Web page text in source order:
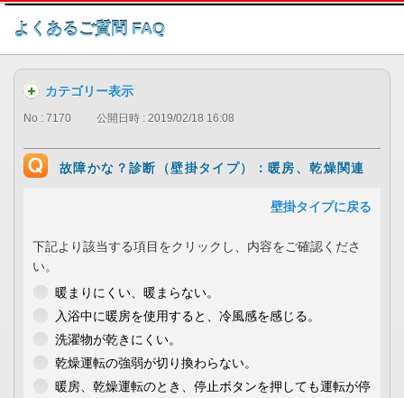
このページの本文へ
よくあるご質問 FAQ
カテゴリー表示
No : 7170 公開日時 : 2019/02/18 16:08
故障かな？診断（壁掛タイプ）：暖房、乾燥関連
壁掛タイプに戻る
下記より該当する項目をクリックし、内容をご確認くださ
い。
暖まりにくい、暖まらない。
入浴中に暖房を使用すると、冷風感を感じる。
洗濯物が乾きにくい。
乾燥運転の強弱が切り換わらない。
暖房、乾燥運転のとき、停止ボタンを押しても運転が停